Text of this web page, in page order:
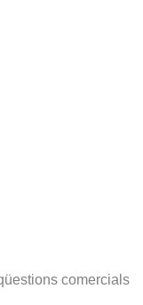
comercials